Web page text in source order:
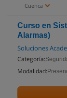
Cuenca
Curso en
Alarmas)
Soluciones
Categoría:
Modalidad: